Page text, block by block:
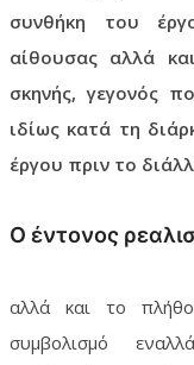
συνθήκη του
αίθουσας αλλά
σκηνής, γεγονός
ιδίως κατά τη
έργου πριν το
Ο έντονος
αλλά και το
συμβολισμό